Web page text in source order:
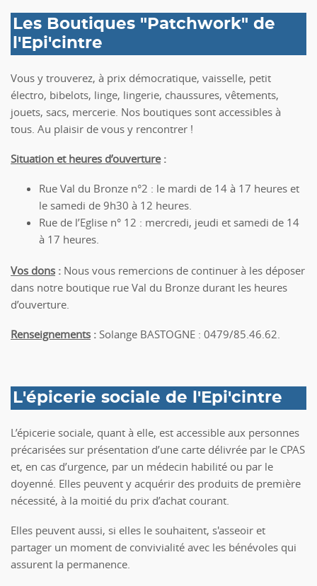
Les Boutiques "Patchwork" de
l'Epi'cintre
Vous y trouverez, à prix démocratique, vaisselle, petit
électro, bibelots, linge, lingerie, chaussures, vêtements,
jouets, sacs, mercerie. Nos boutiques sont accessibles à
tous. Au plaisir de vous y rencontrer !
Situation et heures d’ouverture:
Rue Val du Bronze n°2 : le mardi de 14 à 17 heures et
le samedi de 9h30 à 12 heures.
Rue de l’Eglise n° 12 : mercredi, jeudi et samedi de 14
à 17 heures.
Vos dons : Nous vous remercions de continuer à les déposer
dans notre boutique rue Val du Bronze durant les heures
d’ouverture.
Renseignements : Solange BASTOGNE : 0479/85.46.62.
L'épicerie sociale de l'Epi'cintre
L’épicerie sociale, quant à elle, est accessible aux personnes
précarisées sur présentation d’une carte délivrée par le CPAS
et, en cas d’urgence, par un médecin habilité ou par le
doyenné. Elles peuvent y acquérir des produits de première
nécessité, à la moitié du prix d’achat courant.
Elles peuvent aussi, si elles le souhaitent, s'asseoir et
partager un moment de convivialité avec les bénévoles qui
assurent la permanence.